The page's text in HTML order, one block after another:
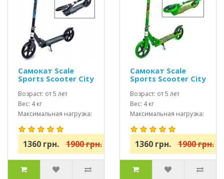
Самокат Scale
Sports Scooter City
460 Черный USA
Возраст: от 5 лет
Вес: 4 кг
Максимальная нагрузка:
до 100 кг
1360 грн. 1900 грн.
Самокат Scale
Sports Scooter City
460 Зеленый USA
Возраст: от 5 лет
Вес: 4 кг
Максимальная нагрузка:
до 100 кг
1360 грн. 1900 грн.